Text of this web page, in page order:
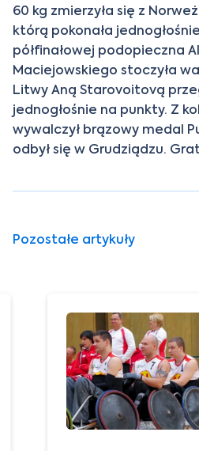
60 kg zmierzyła się z
którą pokonała
półfinałowej podopieczna
Maciejowskiego stoczyła
Litwy Aną Starovoitovą
jednogłośnie na punkty. Z
wywalczył brązowy medal
odbył się w Grudziądzu.
Pozostałe artykuły